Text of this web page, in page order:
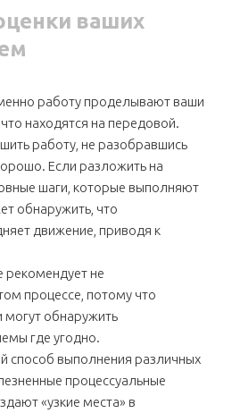
ваших
работу проделывают ваши
находятся на передовой.
работу, не разобравшись
Если разложить на
шаги, которые выполняют
обнаружить, что
движение, приводя к
не
процессе, потому что
могут обнаружить
где угодно.
способ выполнения различных
процессуальные
«узкие места» в